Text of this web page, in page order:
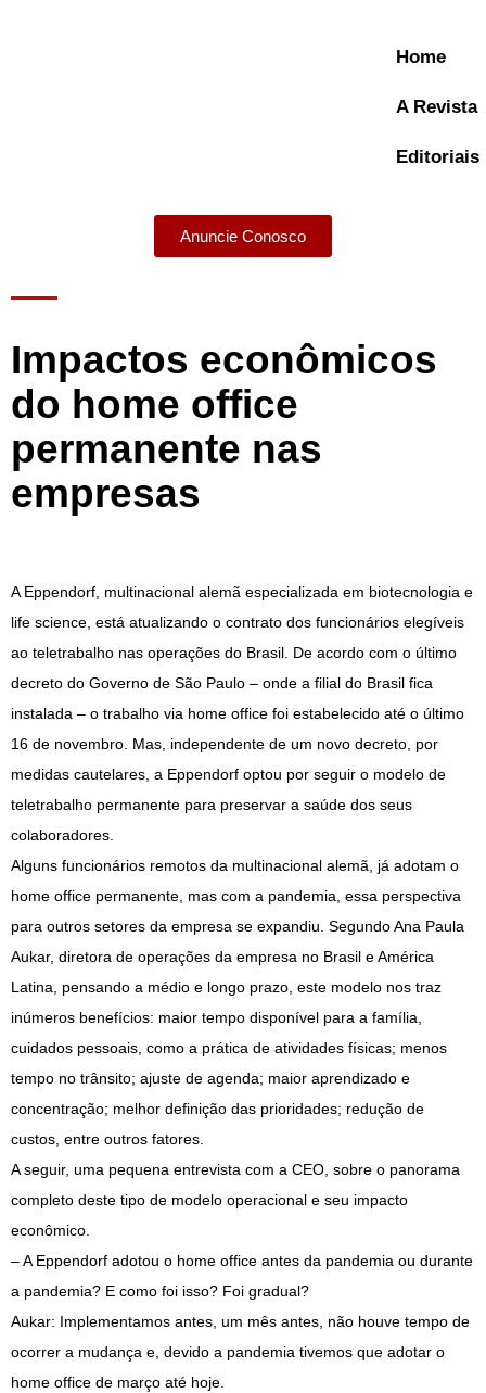
Home
A Revista
Editoriais
Anuncie Conosco
Impactos econômicos
do home office
permanente nas
empresas
A Eppendorf, multinacional alemã especializada em biotecnologia e
life science, está atualizando o contrato dos funcionários elegíveis
ao teletrabalho nas operações do Brasil. De acordo com o último
decreto do Governo de São Paulo – onde a filial do Brasil fica
instalada – o trabalho via home office foi estabelecido até o último
16 de novembro. Mas, independente de um novo decreto, por
medidas cautelares, a Eppendorf optou por seguir o modelo de
teletrabalho permanente para preservar a saúde dos seus
colaboradores.
Alguns funcionários remotos da multinacional alemã, já adotam o
home office permanente, mas com a pandemia, essa perspectiva
para outros setores da empresa se expandiu. Segundo Ana Paula
Aukar, diretora de operações da empresa no Brasil e América
Latina, pensando a médio e longo prazo, este modelo nos traz
inúmeros benefícios: maior tempo disponível para a família,
cuidados pessoais, como a prática de atividades físicas; menos
tempo no trânsito; ajuste de agenda; maior aprendizado e
concentração; melhor definição das prioridades; redução de
custos, entre outros fatores.
A seguir, uma pequena entrevista com a CEO, sobre o panorama
completo deste tipo de modelo operacional e seu impacto
econômico.
– A Eppendorf adotou o home office antes da pandemia ou durante
a pandemia? E como foi isso? Foi gradual?
Aukar: Implementamos antes, um mês antes, não houve tempo de
ocorrer a mudança e, devido a pandemia tivemos que adotar o
home office de março até hoje.